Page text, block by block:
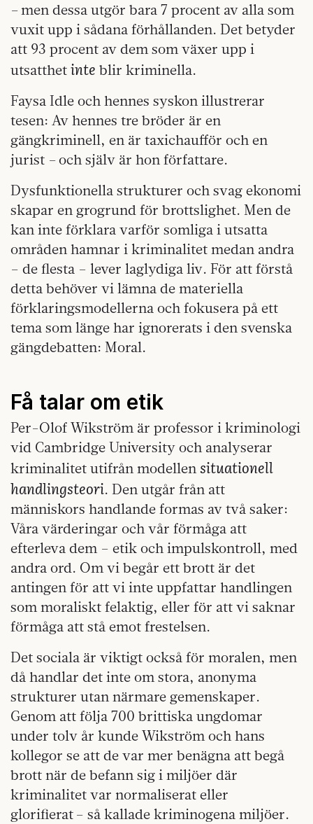
– men dessa utgör bara 7 procent av alla som
vuxit upp i sådana förhållanden. Det betyder
att 93 procent av dem som växer upp i
utsatthet inte blir kriminella.
Faysa Idle och hennes syskon illustrerar
tesen: Av hennes tre bröder är en
gängkriminell, en är taxichaufför och en
jurist – och själv är hon författare.
Dysfunktionella strukturer och svag ekonomi
skapar en grogrund för brottslighet. Men de
kan inte förklara varför somliga i utsatta
områden hamnar i kriminalitet medan andra
– de flesta – lever laglydiga liv. För att förstå
detta behöver vi lämna de materiella
förklaringsmodellerna och fokusera på ett
tema som länge har ignorerats i den svenska
gängdebatten: Moral.
Få talar om etik
Per-Olof Wikström är professor i kriminologi
vid Cambridge University och analyserar
kriminalitet utifrån modellensituationell
handlingsteori. Den utgår från att
människors handlande formas av två saker:
Våra värderingar och vår förmåga att
efterleva dem – etik och impulskontroll, med
andra ord. Om vi begår ett brott är det
antingen för att vi inte uppfattar handlingen
som moraliskt felaktig, eller för att vi saknar
förmåga att stå emot frestelsen.
Det sociala är viktigt också för moralen, men
då handlar det inte om stora, anonyma
strukturer utan närmare gemenskaper.
Genom att följa 700 brittiska ungdomar
under tolv år kunde Wikström och hans
kollegor se att de var mer benägna att begå
brott när de befann sig i miljöer där
kriminalitet var normaliserat eller
glorifierat – så kallade kriminogena miljöer.